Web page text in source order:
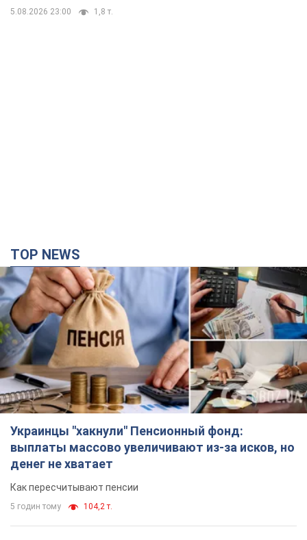
5.08.2026 23:00 1,8 т.
TOP NEWS
Украинцы "хакнули" Пенсионный фонд:
выплаты массово увеличивают из-за исков, но
денег не хватает
Как пересчитывают пенсии
5 годин тому 104,2 т.